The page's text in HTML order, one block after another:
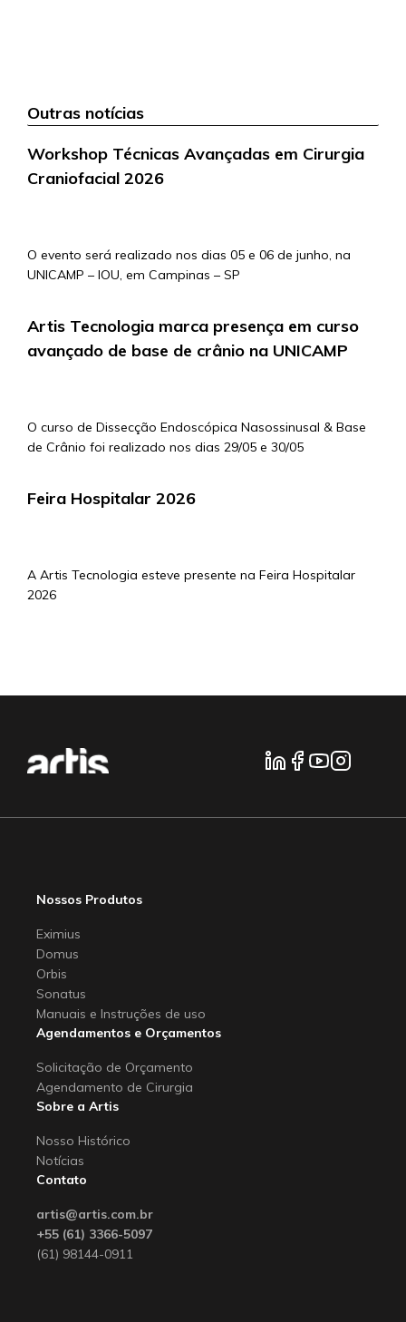
Outras notícias
Workshop Técnicas Avançadas em Cirurgia
Craniofacial 2026
O evento será realizado nos dias 05 e 06 de junho, na
UNICAMP – IOU, em Campinas – SP
Artis Tecnologia marca presença em curso
avançado de base de crânio na UNICAMP
O curso de Dissecção Endoscópica Nasossinusal & Base
de Crânio foi realizado nos dias 29/05 e 30/05
Feira Hospitalar 2026
A Artis Tecnologia esteve presente na Feira Hospitalar
2026
Nossos Produtos
Eximius
Domus
Orbis
Sonatus
Manuais e Instruções de uso
Agendamentos e Orçamentos
Solicitação de Orçamento
Agendamento de Cirurgia
Sobre a Artis
Nosso Histórico
Notícias
Contato
artis@artis.com.br
+55 (61) 3366-5097
(61) 98144-0911